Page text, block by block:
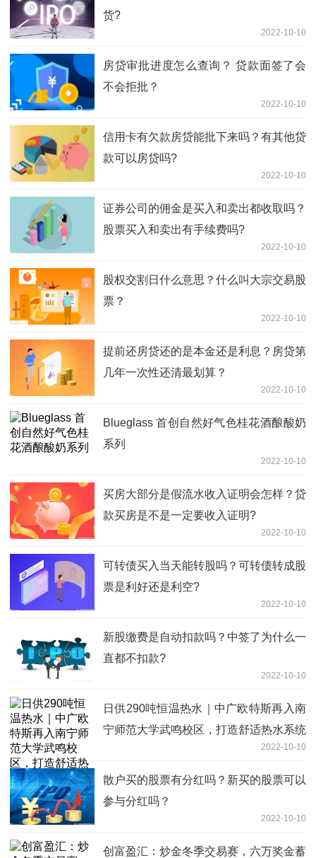
货?
2022-10-10
房贷审批进度怎么查询？ 贷款面签了会
不会拒批？
2022-10-10
信用卡有欠款房贷能批下来吗？有其他贷
款可以房贷吗?
2022-10-10
证券公司的佣金是买入和卖出都收取吗？
股票买入和卖出有手续费吗?
2022-10-10
股权交割日什么意思？什么叫大宗交易股
票？
2022-10-10
提前还房贷还的是本金还是利息？房贷第
几年一次性还清最划算？
2022-10-10
Blueglass 首创自然好气色桂花酒酿酸奶
系列
2022-10-10
买房大部分是假流水收入证明会怎样？贷
款买房是不是一定要收入证明?
2022-10-10
可转债买入当天能转股吗？可转债转成股
票是利好还是利空?
2022-10-10
新股缴费是自动扣款吗？中签了为什么一
直都不扣款?
2022-10-10
日供290吨恒温热水｜中广欧特斯再入南
宁师范大学武鸣校区，打造舒适热水系统
2022-10-10
散户买的股票有分红吗？新买的股票可以
参与分红吗？
2022-10-10
创富盈汇：炒金冬季交易赛，六万奖金蓄